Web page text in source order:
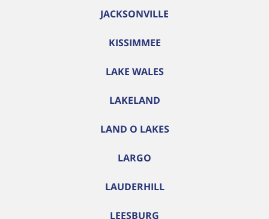
JACKSONVILLE
KISSIMMEE
LAKE WALES
LAKELAND
LAND O LAKES
LARGO
LAUDERHILL
LEESBURG